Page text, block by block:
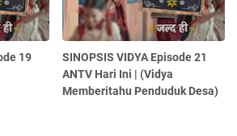
19
SINOPSIS VIDYA Episode 21
ANTV Hari Ini | (Vidya
Memberitahu Penduduk Desa)